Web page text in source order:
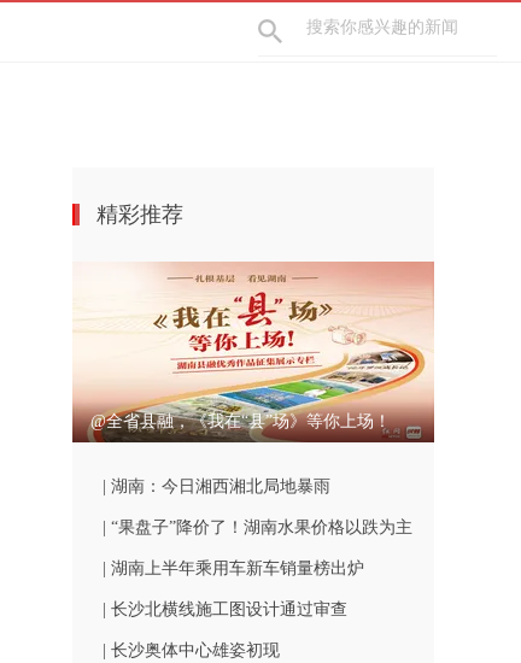
精彩推荐
@全省县融，《我在“县”场》等你上场！
| 湖南：今日湘西湘北局地暴雨
| “果盘子”降价了！湖南水果价格以跌为主
| 湖南上半年乘用车新车销量榜出炉
| 长沙北横线施工图设计通过审查
| 长沙奥体中心雄姿初现